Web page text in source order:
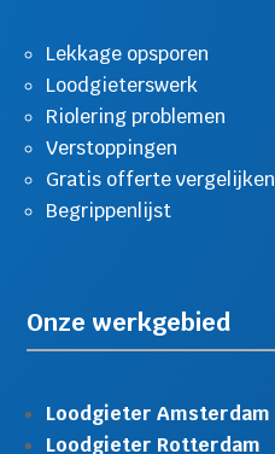
Lekkage opsporen
Loodgieterswerk
Riolering problemen
Verstoppingen
Gratis offerte vergelijken
Begrippenlijst
Onze werkgebied
Loodgieter Amsterdam
Loodgieter Rotterdam